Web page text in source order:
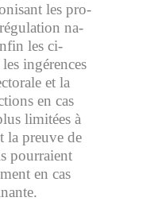
les pro­
ré­gu­la­tion na­
les ci­
in­gé­rences
et la
en cas
li­mi­tées à
la preuve de
pour­raient
en cas